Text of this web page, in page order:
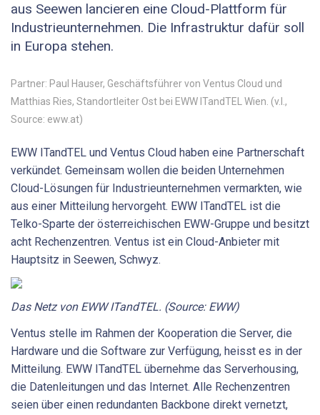
aus Seewen lancieren eine Cloud-Plattform für
Industrieunternehmen. Die Infrastruktur dafür soll
in Europa stehen.
Partner: Paul Hauser, Geschäftsführer von Ventus Cloud und
Matthias Ries, Standortleiter Ost bei EWW ITandTEL Wien. (v.l.,
Source: eww.at)
EWW ITandTEL und Ventus Cloud haben eine Partnerschaft
verkündet. Gemeinsam wollen die beiden Unternehmen
Cloud-Lösungen für Industrieunternehmen vermarkten, wie
aus einer Mitteilung hervorgeht. EWW ITandTEL ist die
Telko-Sparte der österreichischen EWW-Gruppe und besitzt
acht Rechenzentren. Ventus ist ein Cloud-Anbieter mit
Hauptsitz in Seewen, Schwyz.
Das Netz von EWW ITandTEL. (Source: EWW)
Ventus stelle im Rahmen der Kooperation die Server, die
Hardware und die Software zur Verfügung, heisst es in der
Mitteilung. EWW ITandTEL übernehme das Serverhousing,
die Datenleitungen und das Internet. Alle Rechenzentren
seien über einen redundanten Backbone direkt vernetzt,